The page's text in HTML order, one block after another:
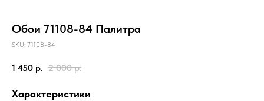
Обои 71108-84 Палитра
SKU: 71108-84
1 450 р. 2 000 р.
Характеристики